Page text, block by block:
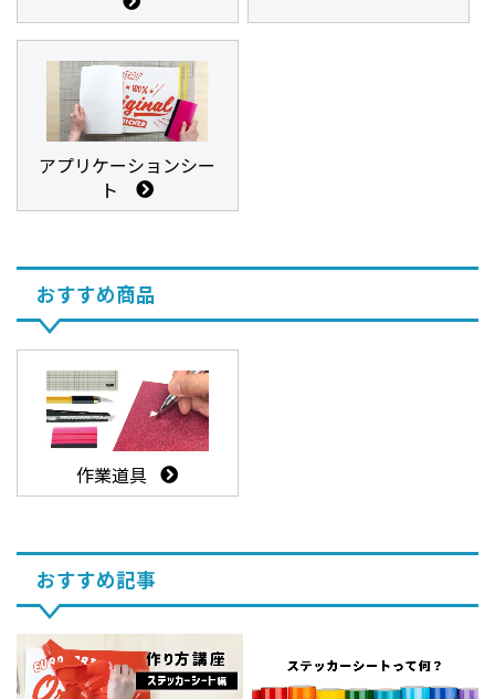
アプリケーションシー
ト
おすすめ商品
作業道具
おすすめ記事